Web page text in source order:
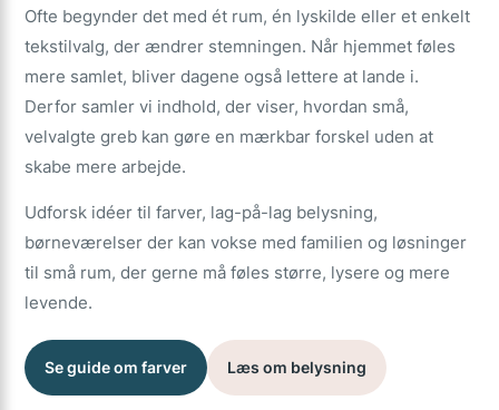
Ofte begynder det med ét rum, én lyskilde eller et enkelt
tekstilvalg, der ændrer stemningen. Når hjemmet føles
mere samlet, bliver dagene også lettere at lande i.
Derfor samler vi indhold, der viser, hvordan små,
velvalgte greb kan gøre en mærkbar forskel uden at
skabe mere arbejde.
Udforsk idéer til farver, lag-på-lag belysning,
børneværelser der kan vokse med familien og løsninger
til små rum, der gerne må føles større, lysere og mere
levende.
Se guide om farver Læs om belysning